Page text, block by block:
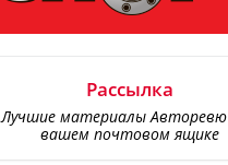
Рассылка
Лучшие материалы
вашем почтовом ящике